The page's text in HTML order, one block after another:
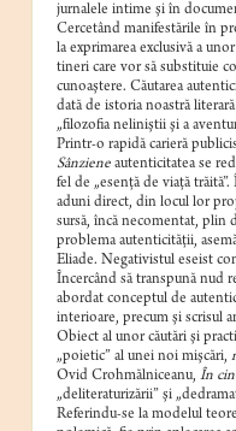
jurnalele intime şi în
Cercetând manifestările în
la exprimarea exclusivă a
tineri care vor să substituie
cunoaştere. Căutarea
dată de istoria noastră
„filozofia neliniştii şi a
Printr-o rapidă carieră
Sânzieneautenticitatea se
fel de „esenţă de viaţă
aduni direct, din locul lor
sursă, încă necomentat, plin
problema autenticităţii,
Eliade. Negativistul eseist
Încercând să transpună nud
abordat conceptul de
interioare, precum şi scrisul
Obiect al unor căutări şi
„poietic” al unei noi mişcări,
Ovid Crohmălniceanu, În
„deliteraturizării” şi
Referindu-se la modelul